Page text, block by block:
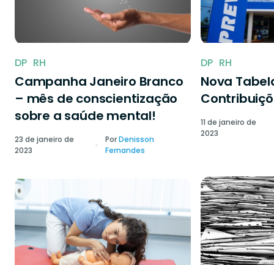
DP RH
Campanha Janeiro Branco
– mês de conscientização
sobre a saúde mental!
23 de janeiro de
2023
PorDenisson
Fernandes
DP RH
Nova
11 de janeiro de
2023